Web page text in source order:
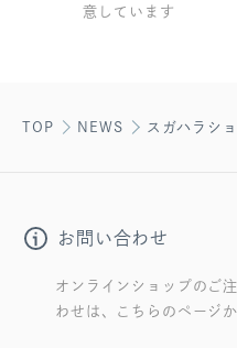
意しています
TOP NEWS スガハラシ
お問い合わせ
オンラインショップのご
わせは、こちらのページ